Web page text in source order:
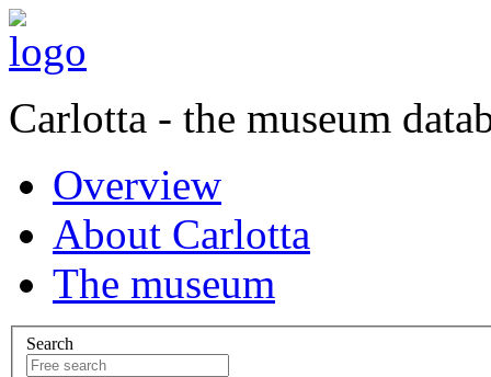
Carlotta - the museum
Overview
About Carlotta
The museum
Search